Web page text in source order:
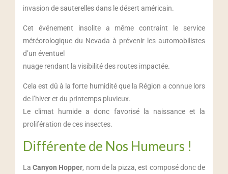
invasion de sauterelles dans le désert américain.
Cet événement insolite a même contraint le service
météorologique du Nevada à prévenir les automobilistes
d’un éventuel
nuage rendant la visibilité des routes impactée.
Cela est dû à la forte humidité que la Région a connue lors
de l’hiver et du printemps pluvieux.
Le climat humide a donc favorisé la naissance et la
prolifération de ces insectes.
Différente de Nos Humeurs !
LaCanyon Hopper, nom de la pizza, est composé donc de